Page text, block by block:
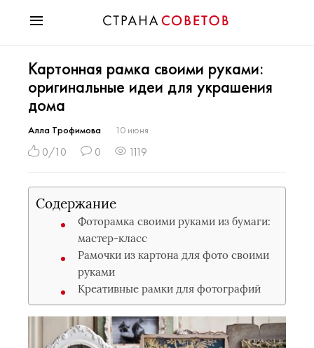
Мода
Звезды
Гороскопы
Здоровье
Психология
Разное
Праздники
Картонная рамка своими руками:
оригинальные идеи для украшения
дома
Алла Трофимова 10 июня
0/10 0 1119
Содержание
Фоторамка своими руками из бумаги:
мастер-класс
Рамочки из картона для фото своими
руками
Креативные рамки для фотографий